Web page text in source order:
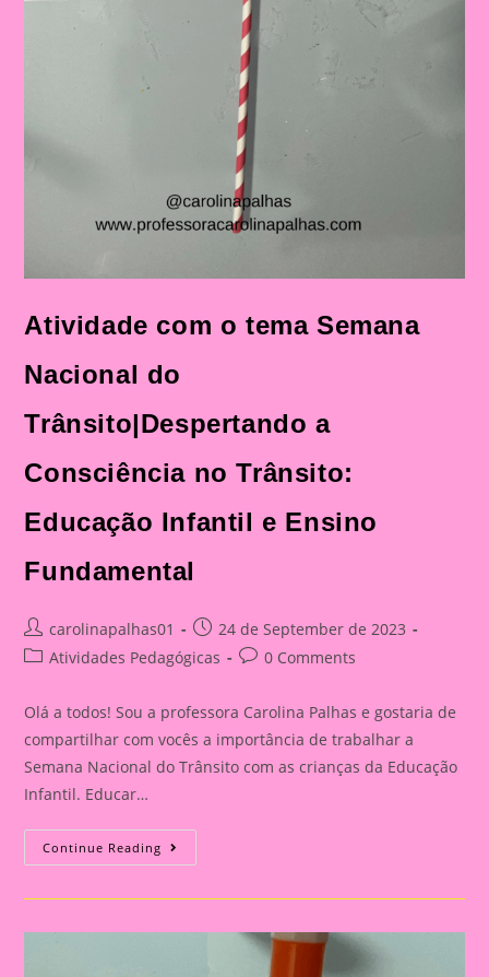
Atividade com o tema Semana
Nacional do
Trânsito|Despertando a
Consciência no Trânsito:
Educação Infantil e Ensino
Fundamental
Post
author:
carolinapalhas01
Post
published:
24 de September de 2023
PostAtividades Pedagógicas
Post0 Comments
Olá a todos! Sou a professora Carolina Palhas e gostaria de
compartilhar com vocês a importância de trabalhar a
Semana Nacional do Trânsito com as crianças da Educação
Infantil. Educar…
Continue Reading Atividade
Com
Do
Trânsito|Despertando